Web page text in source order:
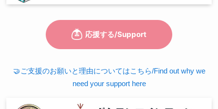
🤝ご支援のお願いと理由についてはこちら/Find out why we
need your support here